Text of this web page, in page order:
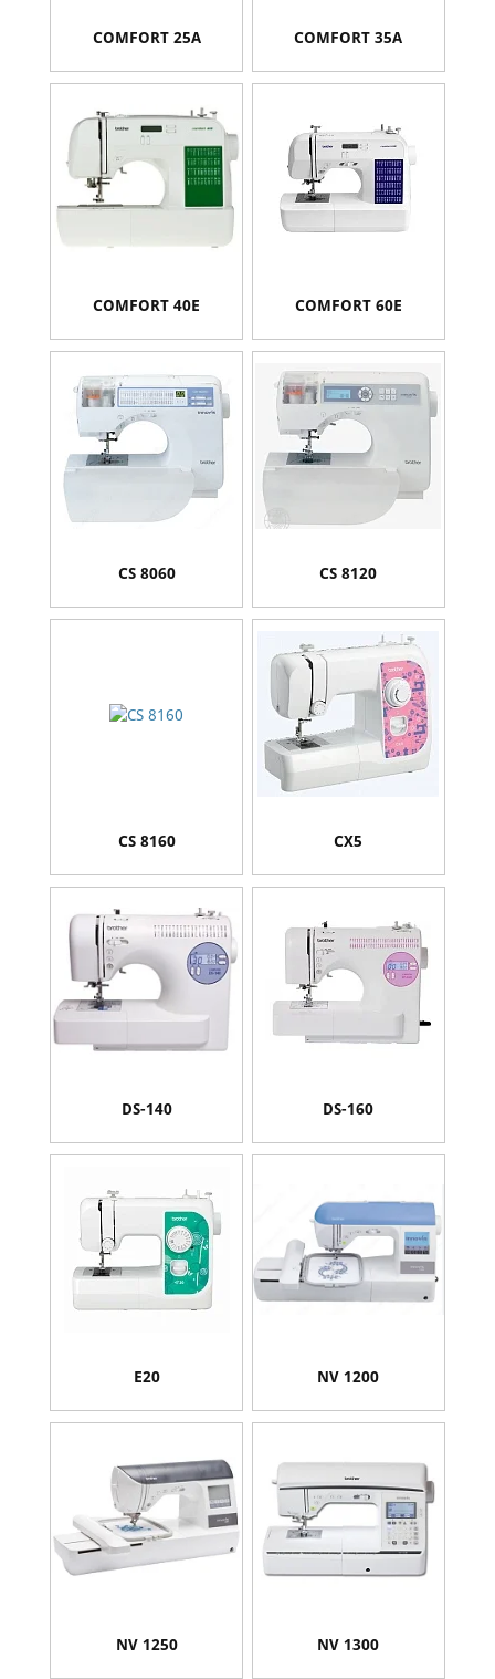
COMFORT 25A COMFORT 35A
COMFORT 40E COMFORT 60E
CS 8060 CS 8120
CS 8160 CX5
DS-140 DS-160
E20 NV 1200
NV 1250 NV 1300